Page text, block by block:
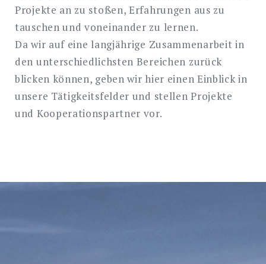
de
for:
Projekte an zu stoßen, Erfahrungen aus zu
tauschen und voneinander zu lernen.
Da wir auf eine langjährige Zusammenarbeit in
den unterschiedlichsten Bereichen zurück
blicken können, geben wir hier einen Einblick in
unsere Tätigkeitsfelder und stellen Projekte
und Kooperationspartner vor.